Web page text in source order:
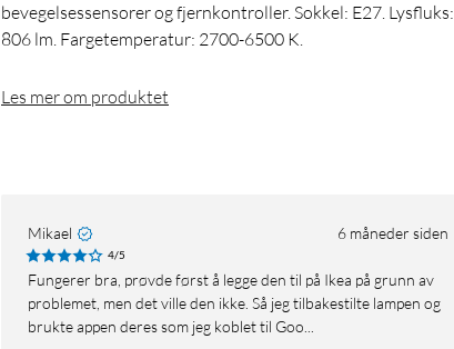
bevegelsessensorer og fjernkontroller. Sokkel: E27. Lysfluks:
806 lm. Fargetemperatur: 2700-6500 K.
Les mer om produktet
Mikael 6 måneder siden
4/5
Fungerer bra, prøvde først å legge den til på Ikea på grunn av
problemet, men det ville den ikke. Så jeg tilbakestilte lampen og
brukte appen deres som jeg koblet til Goo...